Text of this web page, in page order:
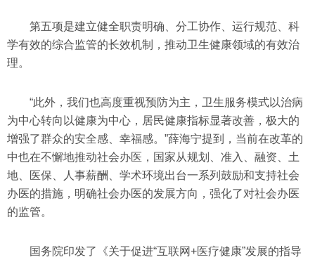
第五项是建立健全职责明确、分工协作、运行规范、科
学有效的综合监管的长效机制，推动卫生健康领域的有效治
理。
“此外，我们也高度重视预防为主，卫生服务模式以治病
为中心转向以健康为中心，居民健康指标显著改善，极大的
增强了群众的安全感、幸福感。”薛海宁提到，当前在改革的
中也在不懈地推动社会办医，国家从规划、准入、融资、土
地、医保、人事薪酬、学术环境出台一系列鼓励和支持社会
办医的措施，明确社会办医的发展方向，强化了对社会办医
的监管。
国务院印发了《关于促进“互联网+医疗健康”发展的指导